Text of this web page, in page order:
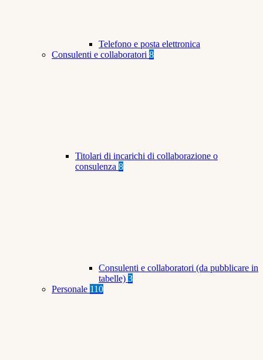
Telefono e posta elettronica
Consulenti e collaboratori 8
Titolari di incarichi di collaborazione o
consulenza 8
Consulenti e collaboratori (da pubblicare in
tabelle) 3
Personale 110